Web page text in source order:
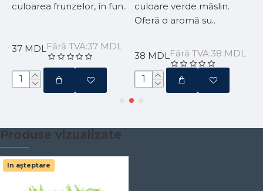
culoarea frunzelor, în fun..
37 MDLFără TVA:37 MDL
culoare verde măslin.
Oferă o aromă su..
38 MDLFără TVA:38 MDL
Produse vizualizate
In așteptare